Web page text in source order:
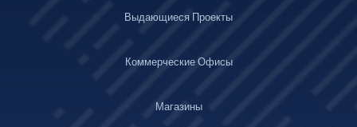
Выдающиеся Проекты
Коммерческие Офисы
Магазины